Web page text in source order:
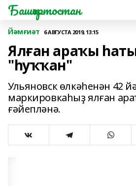
Башҡортостан
Йәмғиәт 6 АВГУСТА 2019, 13:15
Ялған араҡы
"һуҡҡан"
Ульяновск өлкәһенән 42
маркировкаһыҙ ялған
ғәйепләнә.